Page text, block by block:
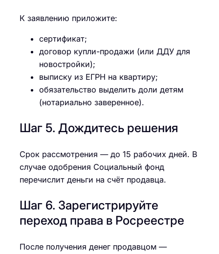
К заявлению приложите:
сертификат;
договор купли-продажи (или ДДУ для
новостройки);
выписку из ЕГРН на квартиру;
обязательство выделить доли детям
(нотариально заверенное).
Шаг 5. Дождитесь решения
Срок рассмотрения — до 15 рабочих дней. В
случае одобрения Социальный фонд
перечислит деньги на счёт продавца.
Шаг 6. Зарегистрируйте
переход права в Росреестре
После получения денег продавцом —